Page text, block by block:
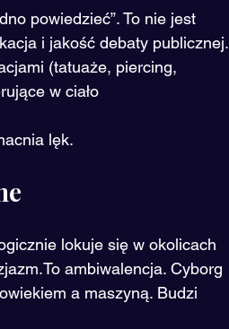
powiedzieć”. To nie jest
i jakość debaty publicznej.
(tatuaże, piercing,
w ciało
lęk.
lokuje się w okolicach
ambiwalencja. Cyborg
a maszyną. Budzi